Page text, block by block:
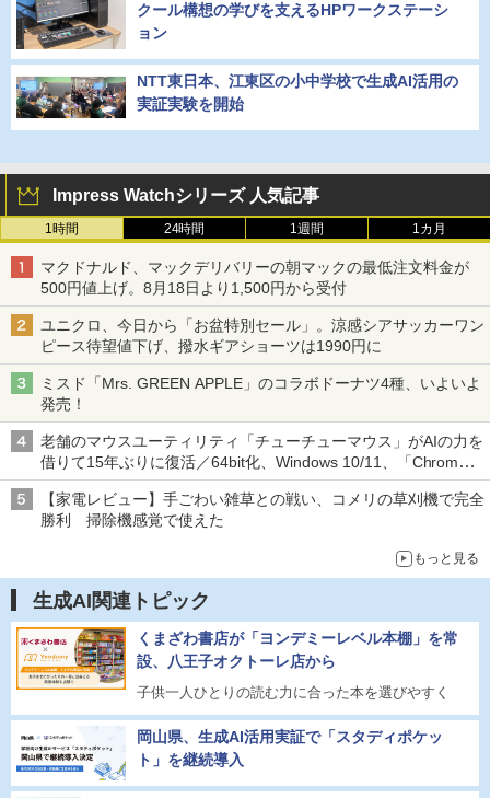
クール構想の学びを支えるHPワークステーシ
ョン
NTT東日本、江東区の小中学校で生成AI活用の
実証実験を開始
Impress Watchシリーズ 人気記事
1時間 24時間 1週間 1カ月
マクドナルド、マックデリバリーの朝マックの最低注文料金が
500円値上げ。8月18日より1,500円から受付
ユニクロ、今日から「お盆特別セール」。涼感シアサッカーワン
ピース待望値下げ、撥水ギアショーツは1990円に
ミスド「Mrs. GREEN APPLE」のコラボドーナツ4種、いよいよ
発売！
老舗のマウスユーティリティ「チューチューマウス」がAIの力を
借りて15年ぶりに復活／64bit化、Windows 10/11、「Chrome」
も走り回る。復活記念で2026年末まで500円
【家電レビュー】手ごわい雑草との戦い、コメリの草刈機で完全
勝利 掃除機感覚で使えた
もっと見る
生成AI関連トピック
くまざわ書店が「ヨンデミーレベル本棚」を常
設、八王子オクトーレ店から
子供一人ひとりの読む力に合った本を選びやすく
岡山県、生成AI活用実証で「スタディポケッ
ト」を継続導入